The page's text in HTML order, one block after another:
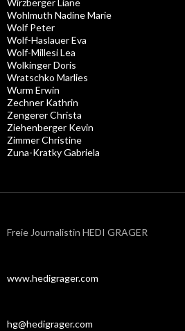
Wirzberger Liane
Wohlmuth Nadine Marie
Wolf Peter
Wolf-Haslauer Eva
Wolf-Millesi Lea
Wolkinger Doris
Wratschko Marlies
Wurm Erwin
Zechner Kathrin
Zengerer Christa
Ziehenberger Kevin
Zimmer Christine
Zuna-Kratky Gabriela
Freie Journalistin HEDI GRAGER
www.hedigrager.com
hg@hedigrager.com